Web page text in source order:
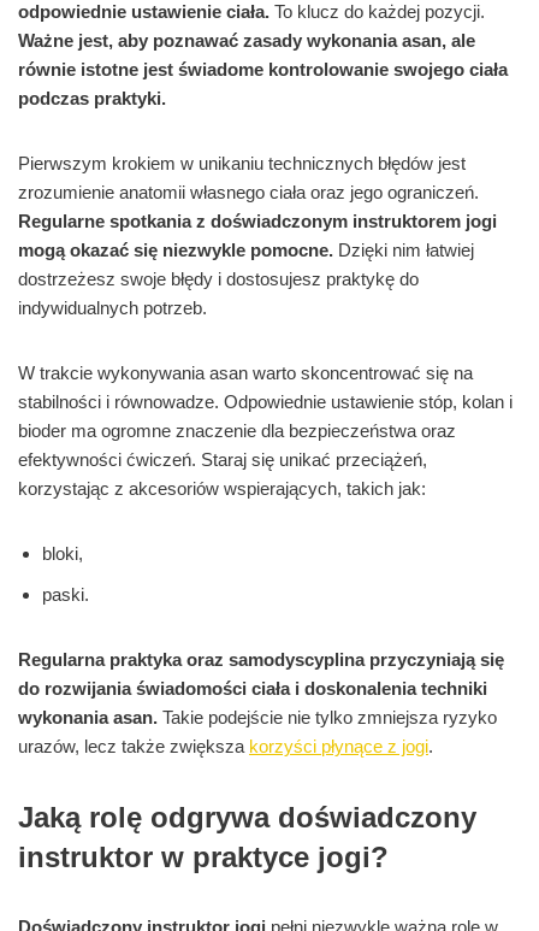
odpowiednie ustawienie ciała. To klucz do każdej pozycji.
Ważne jest, aby poznawać zasady wykonania asan, ale
równie istotne jest świadome kontrolowanie swojego ciała
podczas praktyki.
Pierwszym krokiem w unikaniu technicznych błędów jest
zrozumienie anatomii własnego ciała oraz jego ograniczeń.
Regularne spotkania z doświadczonym instruktorem jogi
mogą okazać się niezwykle pomocne. Dzięki nim łatwiej
dostrzeżesz swoje błędy i dostosujesz praktykę do
indywidualnych potrzeb.
W trakcie wykonywania asan warto skoncentrować się na
stabilności i równowadze. Odpowiednie ustawienie stóp, kolan i
bioder ma ogromne znaczenie dla bezpieczeństwa oraz
efektywności ćwiczeń. Staraj się unikać przeciążeń,
korzystając z akcesoriów wspierających, takich jak:
bloki,
paski.
Regularna praktyka oraz samodyscyplina przyczyniają się
do rozwijania świadomości ciała i doskonalenia techniki
wykonania asan. Takie podejście nie tylko zmniejsza ryzyko
urazów, lecz także zwiększa korzyści płynące z jogi.
Jaką rolę odgrywa doświadczony
instruktor w praktyce jogi?